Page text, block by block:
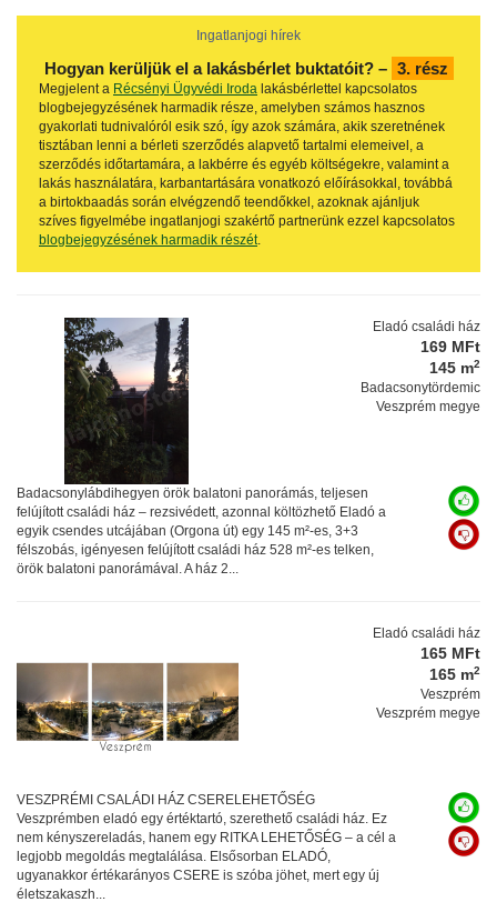
Ingatlanjogi hírek
Hogyan kerüljük el a lakásbérlet buktatóit? – 3. rész
Megjelent a Récsényi Ügyvédi Iroda lakásbérlettel kapcsolatos
blogbejegyzésének harmadik része, amelyben számos hasznos
gyakorlati tudnivalóról esik szó, így azok számára, akik szeretnének
tisztában lenni a bérleti szerződés alapvető tartalmi elemeivel, a
szerződés időtartamára, a lakbérre és egyéb költségekre, valamint a
lakás használatára, karbantartására vonatkozó előírásokkal, továbbá
a birtokbaadás során elvégzendő teendőkkel, azoknak ajánljuk
szíves figyelmébe ingatlanjogi szakértő partnerünk ezzel kapcsolatos
blogbejegyzésének harmadik részét.
Eladó családi ház
169 MFt
145 m2
Badacsonytördemic
Veszprém megye
Badacsonylábdihegyen örök balatoni panorámás, teljesen
felújított családi ház – rezsivédett, azonnal költözhető Eladó a
egyik csendes utcájában (Orgona út) egy 145 m²-es, 3+3
félszobás, igényesen felújított családi ház 528 m²-es telken,
örök balatoni panorámával. A ház 2...
Eladó családi ház
165 MFt
165 m2
Veszprém
Veszprém megye
VESZPRÉMI CSALÁDI HÁZ CSERELEHETŐSÉG
Veszprémben eladó egy értéktartó, szerethető családi ház. Ez
nem kényszereladás, hanem egy RITKA LEHETŐSÉG – a cél a
legjobb megoldás megtalálása. Elsősorban ELADÓ,
ugyanakkor értékarányos CSERE is szóba jöhet, mert egy új
életszakaszh...